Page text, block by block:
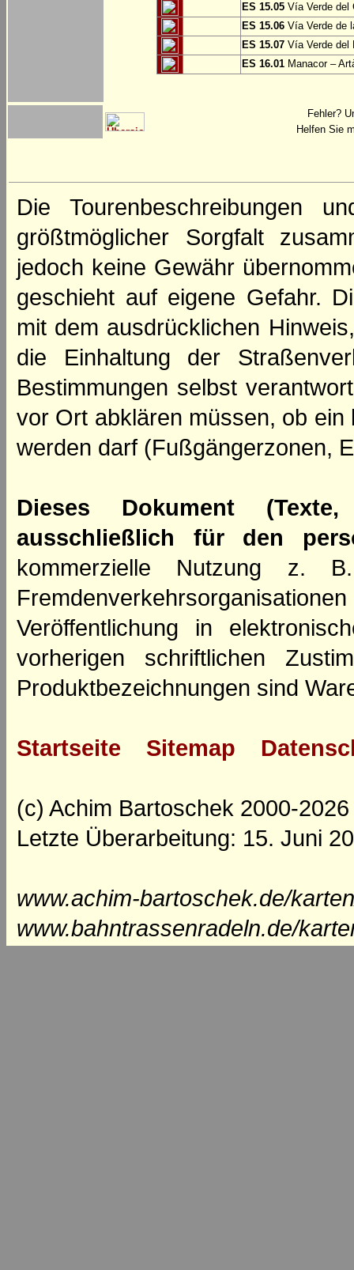
ES 15.05 Vía Verde del
ES 15.06 Vía Verde de
ES 15.07 Vía Verde del
ES 16.01 Manacor –
Fehler?
Helfen Sie
Die Tourenbeschreibungen
größtmöglicher Sorgfalt
jedoch keine Gewähr
geschieht auf eigene Gefahr.
mit dem ausdrücklichen
die Einhaltung der
Bestimmungen selbst
vor Ort abklären müssen, ob
werden darf (Fußgängerzonen,
Dieses Dokument
ausschließlich für den
kommerzielle Nutzung z.
Veröffentlichung in
vorherigen schriftlichen
Produktbezeichnungen sind
Startseite Sitemap
(c) Achim Bartoschek 2000-2026
Letzte Überarbeitung: 15. Juni
www.achim-bartoschek.de/
www.bahntrassenradeln.de/